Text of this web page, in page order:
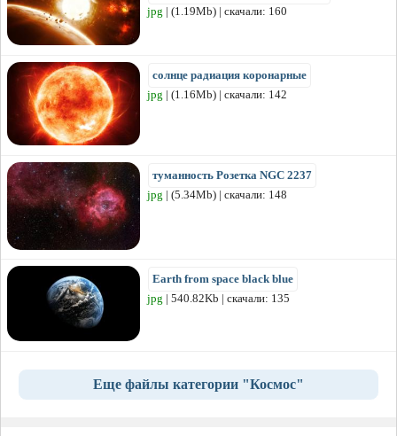
jpg | (1.19Mb) | скачали: 160
солнце радиация коронарные
jpg | (1.16Mb) | скачали: 142
туманность Розетка NGC 2237
jpg | (5.34Mb) | скачали: 148
Earth from space black blue
jpg | 540.82Kb | скачали: 135
Еще файлы категории "Космос"